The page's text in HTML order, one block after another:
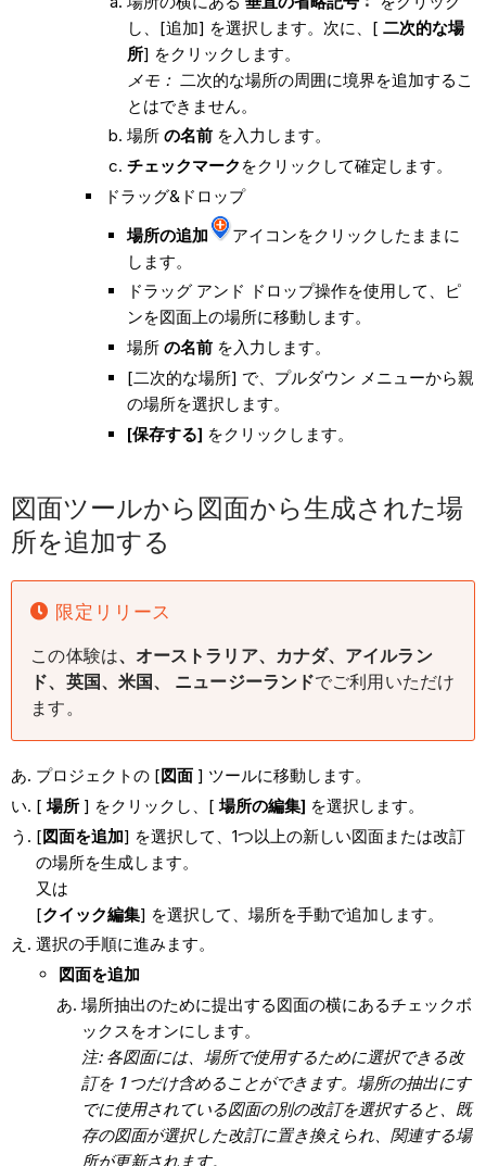
し、[追加] を選択します。次に、[ 二次的な場
所] をクリックします。
メモ： 二次的な場所の周囲に境界を追加するこ
とはできません。
場所 の名前を入力します。
チェックマーク をクリックして確定します。
ドラッグ&ドロップ
場所の追加
アイコンをクリックしたままに
します。
ドラッグ アンド ドロップ操作を使用して、ピ
ンを図面上の場所に移動します。
場所 の名前を入力します。
[二次的な場所] で、プルダウン メニューから親
の場所を選択します。
[保存する] をクリックします。
図面ツールから図面から生成された場
所を追加する
限定リリース
この体験は、オーストラリア、カナダ、アイルラン
ド、英国、米国、 ニュージーランドでご利用いただけ
ます。
プロジェクトの [ 図面] ツールに移動します。
[場所] をクリックし、[場所の編集] を選択します。
[図面を追加] を選択して、1つ以上の新しい図面または改訂
の場所を生成します。
又は
[クイック編集] を選択して、場所を手動で追加します。
選択の手順に進みます。
図面を追加
場所抽出のために提出する図面の横にあるチェックボ
ックスをオンにします。
注: 各図面には、場所で使用するために選択できる改
訂を 1 つだけ含めることができます。場所の抽出にす
でに使用されている図面の別の改訂を選択すると、既
存の図面が選択した改訂に置き換えられ、関連する場
所が更新されます。